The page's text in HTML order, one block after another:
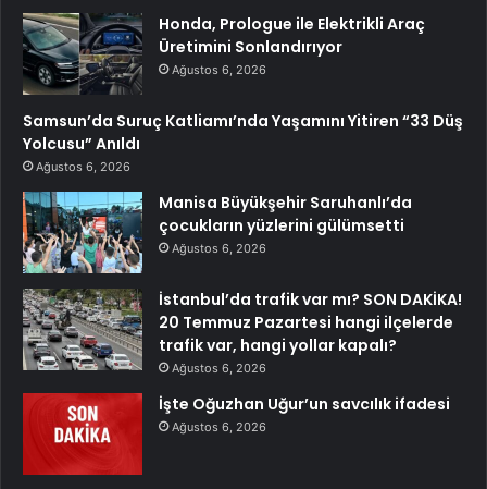
Honda, Prologue ile Elektrikli Araç
Üretimini Sonlandırıyor
Ağustos 6, 2026
Samsun’da Suruç Katliamı’nda Yaşamını Yitiren “33 Düş
Yolcusu” Anıldı
Ağustos 6, 2026
Manisa Büyükşehir Saruhanlı’da
çocukların yüzlerini gülümsetti
Ağustos 6, 2026
İstanbul’da trafik var mı? SON DAKİKA!
20 Temmuz Pazartesi hangi ilçelerde
trafik var, hangi yollar kapalı?
Ağustos 6, 2026
İşte Oğuzhan Uğur’un savcılık ifadesi
Ağustos 6, 2026